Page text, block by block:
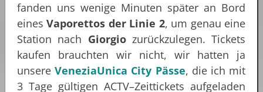
fanden uns wenige Minuten später an Bord
einesVaporettos der Linie 2, um genau eine
Station nach Giorgiozurückzulegen. Tickets
kaufen brauchten wir nicht, wir hatten ja
unsereVeneziaUnica City Pässe, die ich mit
3 Tage gültigen ACTV–Zeittickets aufgeladen